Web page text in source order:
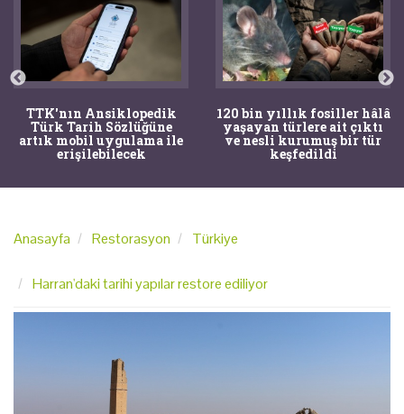
TTK'nın Ansiklopedik
Türk Tarih Sözlüğüne
artık mobil uygulama ile
erişilebilecek
120 bin yıllık fosiller hâlâ
yaşayan türlere ait çıktı
ve nesli kurumuş bir tür
keşfedildi
Anasayfa Restorasyon Türkiye
Harran'daki tarihi yapılar restore ediliyor